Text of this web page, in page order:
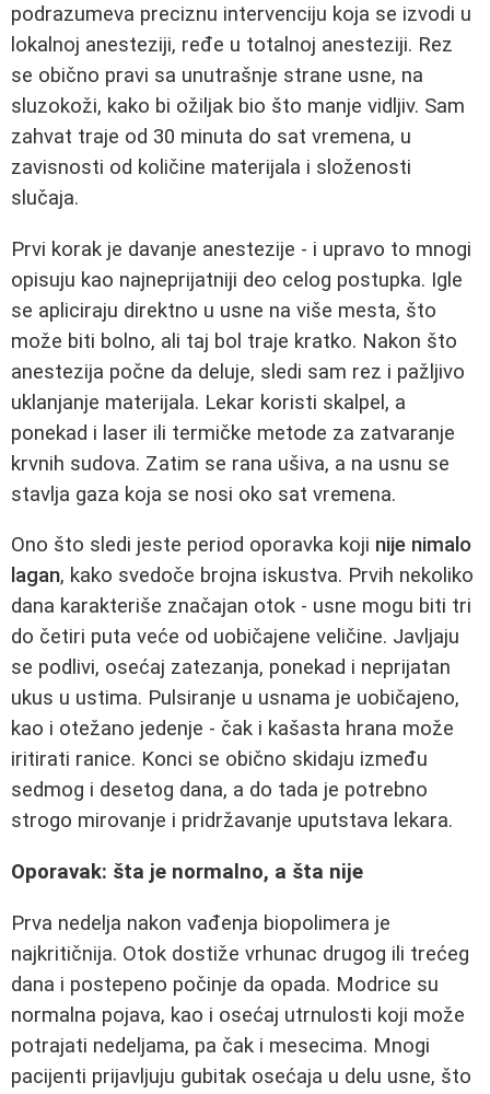
podrazumeva preciznu intervenciju koja se izvodi u
lokalnoj anesteziji, ređe u totalnoj anesteziji. Rez
se obično pravi sa unutrašnje strane usne, na
sluzokoži, kako bi ožiljak bio što manje vidljiv. Sam
zahvat traje od 30 minuta do sat vremena, u
zavisnosti od količine materijala i složenosti
slučaja.
Prvi korak je davanje anestezije - i upravo to mnogi
opisuju kao najneprijatniji deo celog postupka. Igle
se apliciraju direktno u usne na više mesta, što
može biti bolno, ali taj bol traje kratko. Nakon što
anestezija počne da deluje, sledi sam rez i pažljivo
uklanjanje materijala. Lekar koristi skalpel, a
ponekad i laser ili termičke metode za zatvaranje
krvnih sudova. Zatim se rana ušiva, a na usnu se
stavlja gaza koja se nosi oko sat vremena.
Ono što sledi jeste period oporavka koji nije nimalo
lagan, kako svedoče brojna iskustva. Prvih nekoliko
dana karakteriše značajan otok - usne mogu biti tri
do četiri puta veće od uobičajene veličine. Javljaju
se podlivi, osećaj zatezanja, ponekad i neprijatan
ukus u ustima. Pulsiranje u usnama je uobičajeno,
kao i otežano jedenje - čak i kašasta hrana može
iritirati ranice. Konci se obično skidaju između
sedmog i desetog dana, a do tada je potrebno
strogo mirovanje i pridržavanje uputstava lekara.
Oporavak: šta je normalno, a šta nije
Prva nedelja nakon vađenja biopolimera je
najkritičnija. Otok dostiže vrhunac drugog ili trećeg
dana i postepeno počinje da opada. Modrice su
normalna pojava, kao i osećaj utrnulosti koji može
potrajati nedeljama, pa čak i mesecima. Mnogi
pacijenti prijavljuju gubitak osećaja u delu usne, što